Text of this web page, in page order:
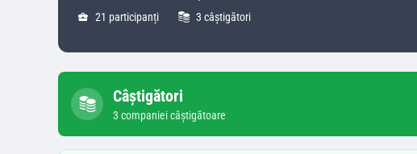
21 participanți 3 câștigători
Câștigători
3 companieicâștigătoare